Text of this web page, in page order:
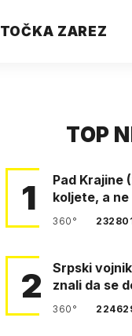
TOČKA ZAREZ
TOP
1
Pad Krajine
koljete, a
360°
2
Srpski
znali da se
360°